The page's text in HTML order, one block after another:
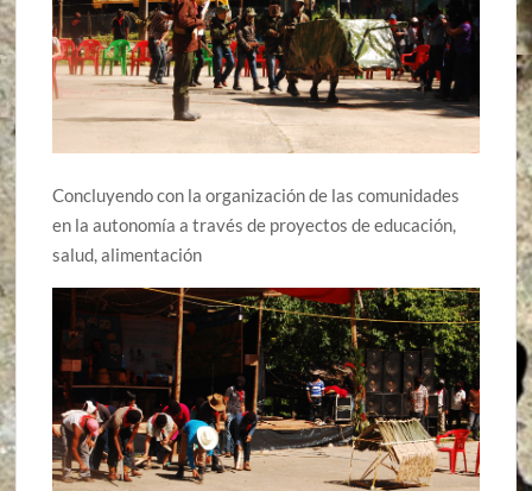
Concluyendo con la organización de las comunidades
en la autonomía a través de proyectos de educación,
salud, alimentación